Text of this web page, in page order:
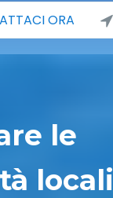
ORA
le
locali